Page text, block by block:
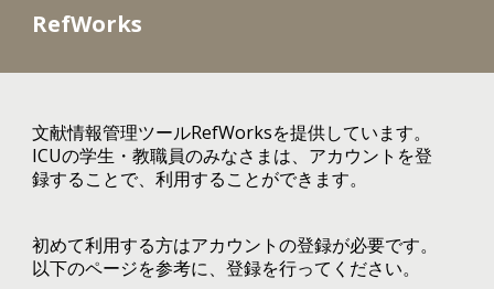
RefWorks
文献情報管理ツールRefWorksを提供しています。
ICUの学生・教職員のみなさまは、アカウントを登
録することで、利用することができます。
初めて利用する方はアカウントの登録が必要です。
以下のページを参考に、登録を行ってください。